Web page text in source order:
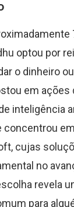
optou por
o dinheiro
em ações
inteligência
concentrou
cujas
no
revela
para